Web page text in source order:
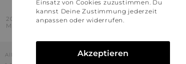
2016 - 2026 © Stylaholic.
Made for you with love in munich.
Alle Preise inkl. der jeweils geltenden gesetzlichen
Einsatz von Cookies zuzustimmen. Du
kannst Deine Zustimmung jederzeit
anpassen oder widerrufen.
Akzeptieren